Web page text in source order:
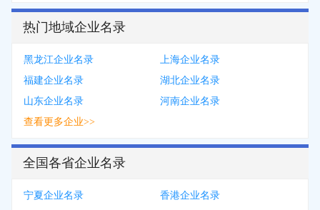
热门地域企业名录
黑龙江企业名录
上海企业名录
福建企业名录
湖北企业名录
山东企业名录
河南企业名录
查看更多企业>>
全国各省企业名录
宁夏企业名录
香港企业名录